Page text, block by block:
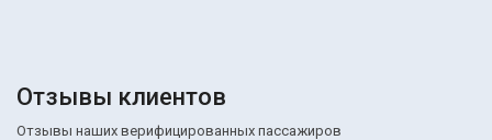
Отзывы клиентов
Отзывы наших верифицированных пассажиров